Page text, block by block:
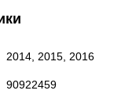
2014, 2015, 2016
90922459